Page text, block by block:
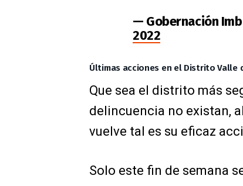
— Gobernación
2022
Últimas acciones en el Distrito Valle
Que sea el distrito más
delincuencia no existan,
vuelve tal es su eficaz
Solo este fin de semana